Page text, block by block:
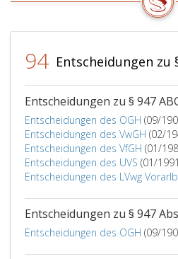
94 Entscheidungen zu
Entscheidungen zu § 947
Entscheidungen des OGH (09/
Entscheidungen des VwGH (02/
Entscheidungen des VfGH (01/
Entscheidungen des UVS (01/
Entscheidungen des LVwg
Entscheidungen zu § 947
Entscheidungen des OGH (09/